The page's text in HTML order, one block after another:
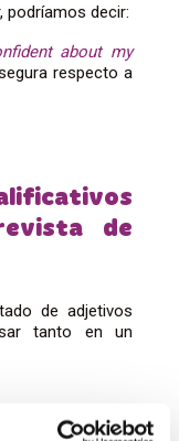
podríamos decir:
about my
respecto a
de
de adjetivos
tanto en un
o de